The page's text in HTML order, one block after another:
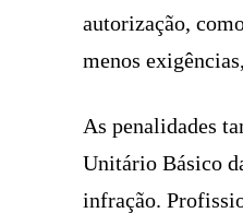
autorização,
menos
As penalidades
Unitário Básico
infração.